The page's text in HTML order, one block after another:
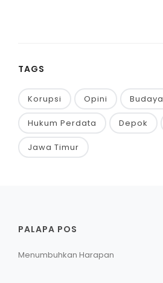
TAGS
Korupsi Opini Budaya
Hukum Perdata Depok
Jawa Timur
PALAPA POS
Menumbuhkan Harapan